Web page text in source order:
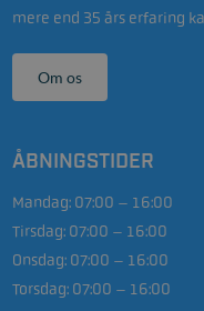
mere end 35 års erfaring
Om os
ÅBNINGSTIDER
Mandag:07:00 – 16:00
Tirsdag:07:00 – 16:00
Onsdag:07:00 – 16:00
Torsdag:07:00 – 16:00